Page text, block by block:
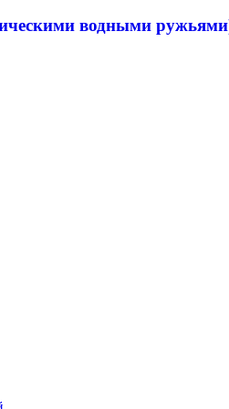
водными